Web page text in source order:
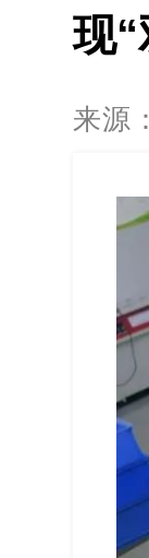
现
来源